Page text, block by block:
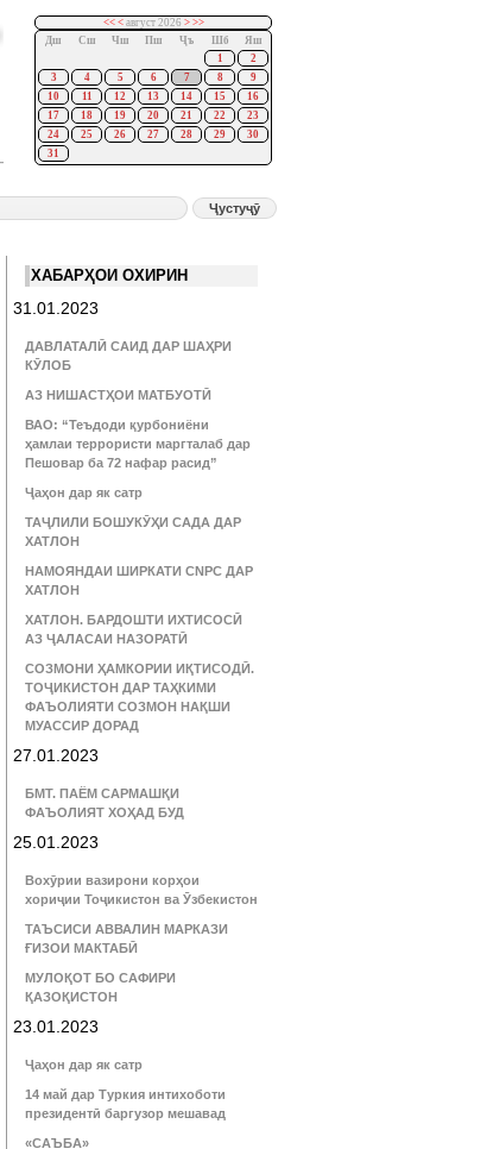
<< <август 2026 > >>
Дш
Сш Чш Пш Ҷъ Шб
Яш
1
2
3
4 5 6 7 8
9
10
11 12 13 14 15
16
17
18 19 20 21 22
23
24
25 26 27 28 29
30
31
ХАБАРҲОИ ОХИРИН
31.01.2023
ДАВЛАТАЛӢ САИД ДАР ШАҲРИ
КӮЛОБ
АЗ НИШАСТҲОИ МАТБУОТӢ
ВАО: “Теъдоди қурбониёни
ҳамлаи террористи маргталаб дар
Пешовар ба 72 нафар расид”
Ҷаҳон дар як сатр
ТАҶЛИЛИ БОШУКӮҲИ САДА ДАР
ХАТЛОН
НАМОЯНДАИ ШИРКАТИ CNPC ДАР
ХАТЛОН
ХАТЛОН. БАРДОШТИ ИХТИСОСӢ
АЗ ҶАЛАСАИ НАЗОРАТӢ
СОЗМОНИ ҲАМКОРИИ ИҚТИСОДӢ.
ТОҶИКИСТОН ДАР ТАҲКИМИ
ФАЪОЛИЯТИ СОЗМОН НАҚШИ
МУАССИР ДОРАД
27.01.2023
БМТ. ПАЁМ САРМАШҚИ
ФАЪОЛИЯТ ХОҲАД БУД
25.01.2023
Вохӯрии вазирони корҳои
хориҷии Тоҷикистон ва Ӯзбекистон
ТАЪСИСИ АВВАЛИН МАРКАЗИ
ҒИЗОИ МАКТАБӢ
МУЛОҚОТ БО САФИРИ
ҚАЗОҚИСТОН
23.01.2023
Ҷаҳон дар як сатр
14 май дар Туркия интихоботи
президентӣ баргузор мешавад
«САЪБА»